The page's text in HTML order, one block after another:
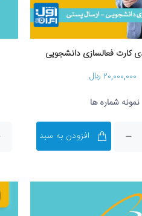
۲۰,۰۰۰,۰۰۰ ریال
نمونه شماره ها
افزودن به سبد